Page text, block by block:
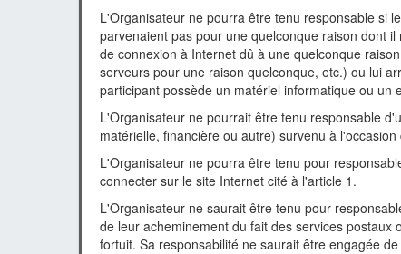
L'Organisateur ne pourra être tenu responsable si
parvenaient pas pour une quelconque raison dont
de connexion à Internet dû à une quelconque
serveurs pour une raison quelconque, etc.) ou lui
participant possède un matériel informatique ou
L'Organisateur ne pourrait être tenu responsable
matérielle, financière ou autre) survenu à
L'Organisateur ne pourra être tenu pour
connecter sur le site Internet cité à l'article 1.
L'Organisateur ne saurait être tenu pour
de leur acheminement du fait des services
fortuit. Sa responsabilité ne saurait être engagée